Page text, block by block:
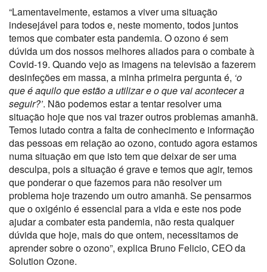
“Lamentavelmente, estamos a viver uma situação
indesejável para todos e, neste momento, todos juntos
temos que combater esta pandemia. O ozono é sem
dúvida um dos nossos melhores aliados para o combate à
Covid-19. Quando vejo as imagens na televisão a fazerem
desinfeções em massa, a minha primeira pergunta é, ‘o
que é aquilo que estão a utilizar e o que vai acontecer a
seguir?’. Não podemos estar a tentar resolver uma
situação hoje que nos vai trazer outros problemas amanhã.
Temos lutado contra a falta de conhecimento e informação
das pessoas em relação ao ozono, contudo agora estamos
numa situação em que isto tem que deixar de ser uma
desculpa, pois a situação é grave e temos que agir, temos
que ponderar o que fazemos para não resolver um
problema hoje trazendo um outro amanhã. Se pensarmos
que o oxigénio é essencial para a vida e este nos pode
ajudar a combater esta pandemia, não resta qualquer
dúvida que hoje, mais do que ontem, necessitamos de
aprender sobre o ozono”, explica Bruno Felicio, CEO da
Solution Ozone.